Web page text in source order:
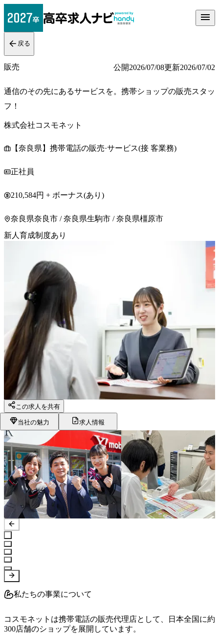
戻る
販売 公開2026/07/08更新2026/07/02
通信のその先にあるサービスを。携帯ショップの販売スタッ
フ！
株式会社コスモネット
【奈良県】携帯電話の販売·サービス(接 客業務)
正社員
210,584円 + ボーナス(あり)
奈良県奈良市 / 奈良県生駒市 / 奈良県橿原市
新人育成制度あり
この求人を共有
当社の魅力 求人情報
私たちの事業について
コスモネットは携帯電話の販売代理店として、日本全国に約
300店舗のショップを展開しています。